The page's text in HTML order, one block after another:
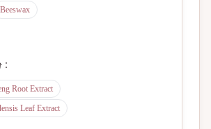
Beeswax
：
Root Extract
Leaf Extract